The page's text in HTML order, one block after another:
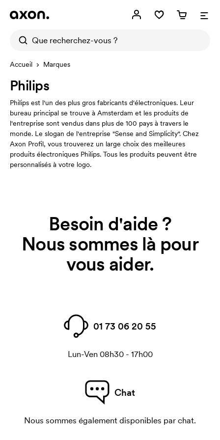
Accueil Marques
Philips
Philips est l'un des plus gros fabricants d'électroniques. Leur
bureau principal se trouve à Amsterdam et les produits de
l'entreprise sont vendus dans plus de 100 pays à travers le
monde. Le slogan de l'entreprise "Sense and Simplicity". Chez
Axon Profil, vous trouverez un large choix des meilleures
produits électroniques Philips. Tous les produits peuvent être
personnalisés à votre logo.
Besoin d'aide ?
Nous sommes là pour
vous aider.
01 73 06 20 55
Lun-Ven 08h30 - 17h00
Chat
Nous sommes également disponibles par chat.